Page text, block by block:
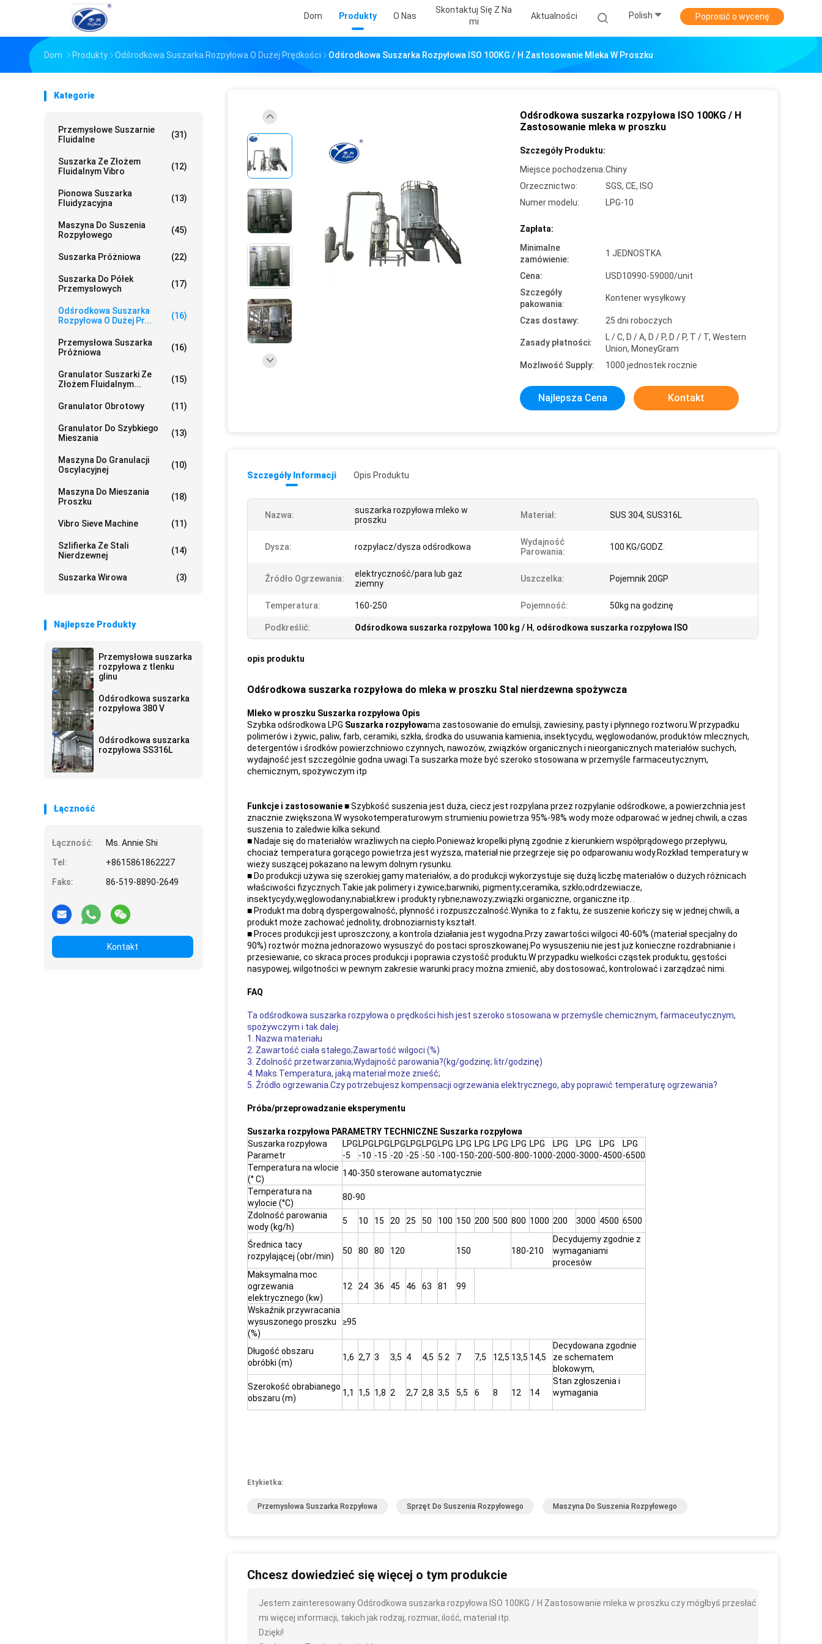
Dom Produkty O Nas
Skontaktuj Się Z Na
Mi
Aktualności Polish Poprosić o wycenę
Dom Produkty Odśrodkowa Suszarka Rozpyłowa O Dużej Prędkości Odśrodkowa Suszarka Rozpyłowa ISO 100KG / H Zastosowanie Mleka W Proszku
Kategorie
Przemysłowe Suszarnie
Fluidalne
(31)
Suszarka Ze Złożem
Fluidalnym Vibro
(12)
Pionowa Suszarka
Fluidyzacyjna
(13)
Maszyna Do Suszenia
Rozpyłowego
(45)
Suszarka Próżniowa (22)
Suszarka Do Półek
Przemysłowych
(17)
Odśrodkowa Suszarka
Rozpyłowa O Dużej Pr...
(16)
Przemysłowa Suszarka
Próżniowa
(16)
Granulator Suszarki Ze
Złożem Fluidalnym...
(15)
Granulator Obrotowy (11)
Granulator Do Szybkiego
Mieszania
(13)
Maszyna Do Granulacji
Oscylacyjnej
(10)
Maszyna Do Mieszania
Proszku
(18)
Vibro Sieve Machine (11)
Szlifierka Ze Stali
Nierdzewnej
(14)
Suszarka Wirowa (3)
Najlepsze Produkty
Przemysłowa suszarka
rozpyłowa z tlenku
glinu
Odśrodkowa suszarka
rozpyłowa 380 V
Odśrodkowa suszarka
rozpyłowa SS316L
Łączność
Łączność:
Ms. Annie Shi
Tel:
+8615861862227
Faks:
86-519-8890-2649
Kontakt
Odśrodkowa suszarka rozpyłowa ISO 100KG / H
Zastosowanie mleka w proszku
Szczegóły Produktu:
Miejsce pochodzenia:Chiny
Orzecznictwo:
SGS, CE, ISO
Numer modelu:
LPG-10
Zapłata:
Minimalne
zamówienie:
1 JEDNOSTKA
Cena:
USD10990-59000/unit
Szczegóły
pakowania:
Kontener wysyłkowy
Czas dostawy: 25 dni roboczych
Zasady płatności:
L / C, D / A, D / P, D / P, T / T, Western
Union, MoneyGram
Możliwość Supply:
1000 jednostek rocznie
Najlepsza Cena Kontakt
Szczegóły Informacji Opis Produktu
Nazwa:
suszarka rozpyłowa mleko w
proszku
Materiał: SUS 304, SUS316L
Dysza: rozpylacz/dysza odśrodkowa
Wydajność
Parowania:
100 KG/GODZ.
Źródło Ogrzewania:
elektryczność/para lub gaz
ziemny
Uszczelka: Pojemnik 20GP
Temperatura: 160-250 Pojemność: 50kg na godzinę
Podkreślić: Odśrodkowa suszarka rozpyłowa 100 kg / H, odśrodkowa suszarka rozpyłowa ISO
opis produktu
Odśrodkowa suszarka rozpyłowa do mleka w proszku Stal nierdzewna spożywcza
Mleko w proszku Suszarka rozpyłowa Opis
Szybka odśrodkowa LPG Suszarka rozpyłowama zastosowanie do emulsji, zawiesiny, pasty i płynnego roztworu.W przypadku
polimerów i żywic, paliw, farb, ceramiki, szkła, środka do usuwania kamienia, insektycydu, węglowodanów, produktów mlecznych,
detergentów i środków powierzchniowo czynnych, nawozów, związków organicznych i nieorganicznych materiałów suchych,
wydajność jest szczególnie godna uwagi.Ta suszarka może być szeroko stosowana w przemyśle farmaceutycznym,
chemicznym, spożywczym itp
Funkcje i zastosowanie■ Szybkość suszenia jest duża, ciecz jest rozpylana przez rozpylanie odśrodkowe, a powierzchnia jest
znacznie zwiększona.W wysokotemperaturowym strumieniu powietrza 95%-98% wody może odparować w jednej chwili, a czas
suszenia to zaledwie kilka sekund.
■ Nadaje się do materiałów wrażliwych na ciepło.Ponieważ kropelki płyną zgodnie z kierunkiem współprądowego przepływu,
chociaż temperatura gorącego powietrza jest wyższa, materiał nie przegrzeje się po odparowaniu wody.Rozkład temperatury w
wieży suszącej pokazano na lewym dolnym rysunku.
■ Do produkcji używa się szerokiej gamy materiałów, a do produkcji wykorzystuje się dużą liczbę materiałów o dużych różnicach
właściwości fizycznych.Takie jak polimery i żywice;barwniki, pigmenty;ceramika, szkło;odrdzewiacze,
insektycydy;węglowodany;nabiał;krew i produkty rybne;nawozy;związki organiczne, organiczne itp. .
■ Produkt ma dobrą dyspergowalność, płynność i rozpuszczalność.Wynika to z faktu, że suszenie kończy się w jednej chwili, a
produkt może zachować jednolity, drobnoziarnisty kształt.
■ Proces produkcji jest uproszczony, a kontrola działania jest wygodna.Przy zawartości wilgoci 40-60% (materiał specjalny do
90%) roztwór można jednorazowo wysuszyć do postaci sproszkowanej.Po wysuszeniu nie jest już konieczne rozdrabnianie i
przesiewanie, co skraca proces produkcji i poprawia czystość produktu.W przypadku wielkości cząstek produktu, gęstości
nasypowej, wilgotności w pewnym zakresie warunki pracy można zmienić, aby dostosować, kontrolować i zarządzać nimi.
FAQ
Ta odśrodkowa suszarka rozpyłowa o prędkości hish jest szeroko stosowana w przemyśle chemicznym, farmaceutycznym,
spożywczym i tak dalej.
1. Nazwa materiału
2. Zawartość ciała stałego;Zawartość wilgoci (%)
3. Zdolność przetwarzania;Wydajność parowania?(kg/godzinę; litr/godzinę)
4. Maks.Temperatura, jaką materiał może znieść;
5. Źródło ogrzewania.Czy potrzebujesz kompensacji ogrzewania elektrycznego, aby poprawić temperaturę ogrzewania?
Próba/przeprowadzanie eksperymentu
Suszarka rozpyłowa PARAMETRY TECHNICZNE Suszarka rozpyłowa
Suszarka rozpyłowa
Parametr
LPG
-5
LPG
-10
LPG
-15
LPG
-20
LPG
-25
LPG
-50
LPG
-100
LPG
-150
LPG
-200
LPG
-500
LPG
-800
LPG
-1000
LPG
-2000
LPG
-3000
LPG
-4500
LPG
-6500
Temperatura na wlocie
(° C)
140-350 sterowane automatycznie
Temperatura na
wylocie (°C)
80-90
Zdolność parowania
wody (kg/h)
5 10 15 20 25 50 100 150 200 500 800 1000 200 3000 4500 6500
Średnica tacy
rozpylającej (obr/min)
50 80 80 120 150 180-210
Decydujemy zgodnie z
wymaganiami
procesów
Maksymalna moc
ogrzewania
elektrycznego (kw)
12 24 36 45 46 63 81 99
Wskaźnik przywracania
wysuszonego proszku
(%)
≥95
Długość obszaru
obróbki (m)
1,6 2,7 3 3,5 4 4,5 5.2 7 7,5 12,5 13,5 14,5
Decydowana zgodnie
ze schematem
blokowym,
Szerokość obrabianego
obszaru (m)
1,1 1,5 1,8 2 2,7 2,8 3,5 5,5 6 8 12 14
Stan zgłoszenia i
wymagania
Etykietka:
Przemysłowa Suszarka Rozpyłowa Sprzęt Do Suszenia Rozpyłowego Maszyna Do Suszenia Rozpyłowego
Chcesz dowiedzieć się więcej o tym produkcie
Jestem zainteresowany Odśrodkowa suszarka rozpyłowa ISO 100KG / H Zastosowanie mleka w proszku czy mógłbyś przesłać
mi więcej informacji, takich jak rodzaj, rozmiar, ilość, materiał itp.
Dzięki!